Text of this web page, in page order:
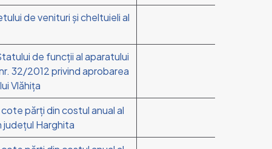
de venituri și cheltuieli al
de funcții al aparatului
32/2012 privind aprobarea
Vlăhița
părți din costul anual al
județul Harghita